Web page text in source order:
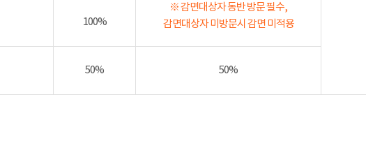
※ 감면대상자 동반 방문 필수,
감면대상자 미방문시 감면 미적용
100%
50% 50%